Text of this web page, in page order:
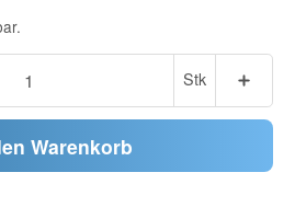
Stk
Warenkorb